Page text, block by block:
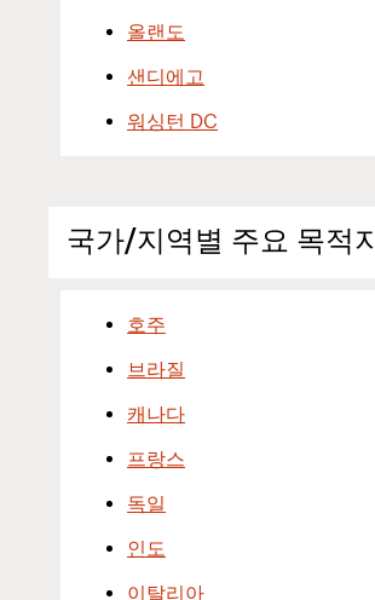
올랜도
샌디에고
워싱턴 DC
국가/지역별 주요 목적지
호주
브라질
캐나다
프랑스
독일
인도
이탈리아